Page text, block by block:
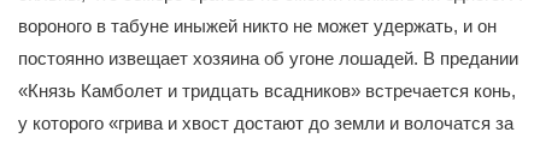
вороного в табуне иныжей никто не может удержать, и он
постоянно извещает хозяина об угоне лошадей. В предании
«Князь Камболет и тридцать всадников» встречается конь,
у которого «грива и хвост достают до земли и волочатся за